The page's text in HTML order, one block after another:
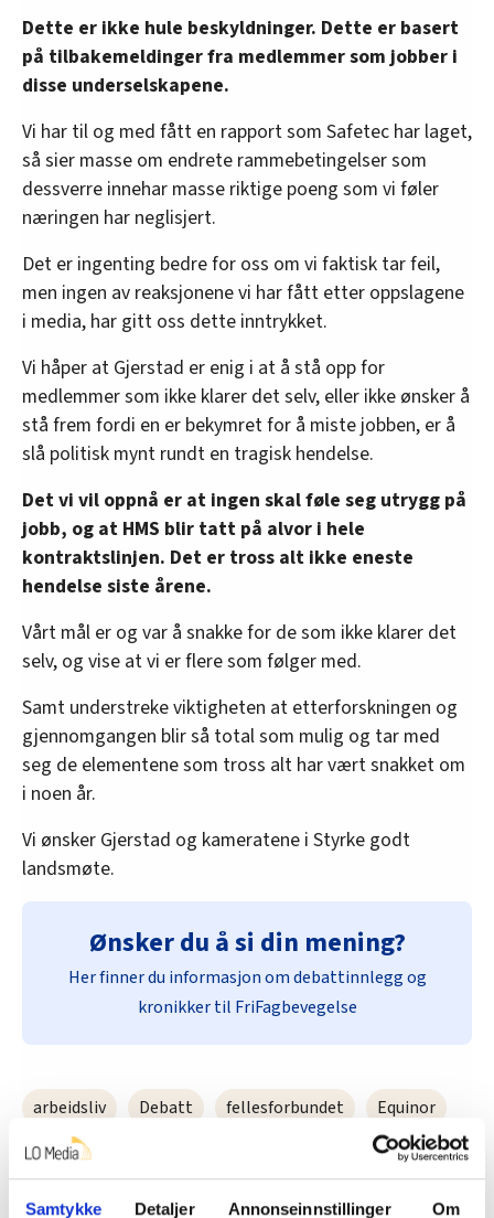
Samtykke Detaljer Annonseinnstillinger Om
Dette er ikke hule beskyldninger. Dette er basert
på tilbakemeldinger fra medlemmer som jobber i
disse underselskapene.
Vi har til og med fått en rapport som Safetec har laget,
så sier masse om endrete rammebetingelser som
dessverre innehar masse riktige poeng som vi føler
næringen har neglisjert.
Det er ingenting bedre for oss om vi faktisk tar feil,
men ingen av reaksjonene vi har fått etter oppslagene
i media, har gitt oss dette inntrykket.
Vi håper at Gjerstad er enig i at å stå opp for
medlemmer som ikke klarer det selv, eller ikke ønsker å
stå frem fordi en er bekymret for å miste jobben, er å
slå politisk mynt rundt en tragisk hendelse.
Det vi vil oppnå er at ingen skal føle seg utrygg på
jobb, og at HMS blir tatt på alvor i hele
kontraktslinjen. Det er tross alt ikke eneste
hendelse siste årene.
Vårt mål er og var å snakke for de som ikke klarer det
selv, og vise at vi er flere som følger med.
Samt understreke viktigheten at etterforskningen og
gjennomgangen blir så total som mulig og tar med
seg de elementene som tross alt har vært snakket om
i noen år.
Vi ønsker Gjerstad og kameratene i Styrke godt
landsmøte.
Ønsker du å si din mening?
Her finner du informasjon om debattinnlegg og
kronikker til FriFagbevegelse
arbeidsliv Debatt fellesforbundet Equinor
HMS